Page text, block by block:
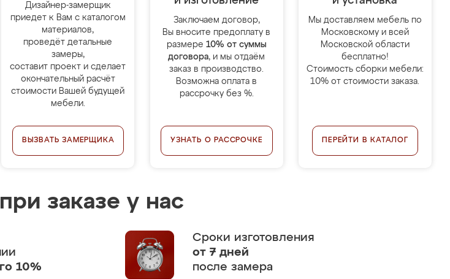
Дизайнер-замерщик
приедет к Вам с каталогом
материалов,
проведёт детальные
замеры,
составит проект и сделает
окончательный расчёт
стоимости Вашей будущей
мебели.
ВЫЗВАТЬ ЗАМЕРЩИКА
Заключаем договор,
Вы вносите предоплату в
размере 10% от суммы
договора, и мы отдаём
заказ в производство.
Возможна оплата в
рассрочку без %.
УЗНАТЬ О РАССРОЧКЕ
Мы доставляем мебель по
Московскому и всей
Московской области
бесплатно!
Стоимость сборки мебели:
10% от стоимости заказа.
ПЕРЕЙТИ В КАТАЛОГ
заказе у нас
10%
Сроки изготовления
от 7 дней
после замера